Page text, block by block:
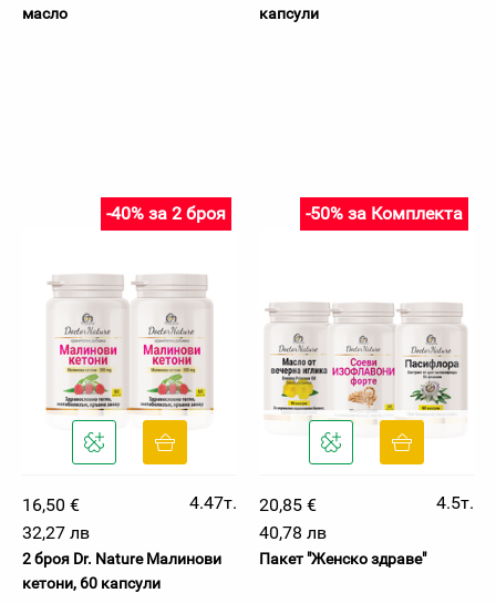
масло капсули
-40% за 2 броя
16,50 €
4.47т.
32,27 лв
2 броя Dr. Nature Малинови
кетони, 60 капсули
-50% за Комплекта
20,85 €
4.5т.
40,78 лв
Пакет "Женско здраве"